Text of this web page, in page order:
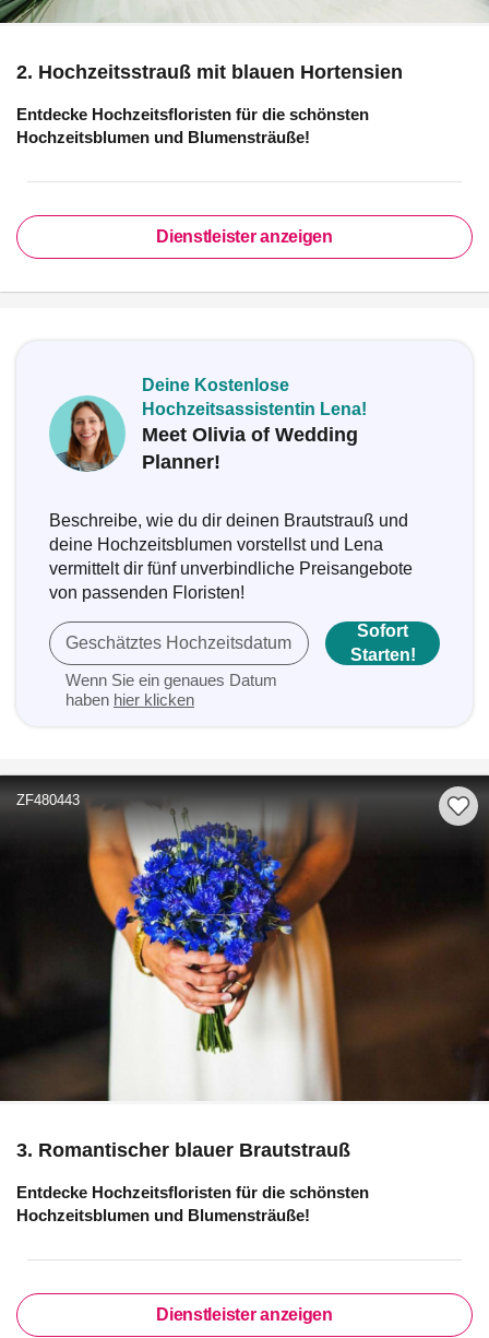
2. Hochzeitsstrauß mit blauen Hortensien
Entdecke Hochzeitsfloristen für die schönsten
Hochzeitsblumen und Blumensträuße!
Dienstleister anzeigen
Deine Kostenlose
Hochzeitsassistentin Lena!
Meet Olivia of Wedding
Planner!
Beschreibe, wie du dir deinen Brautstrauß und
deine Hochzeitsblumen vorstellst und Lena
vermittelt dir fünf unverbindliche Preisangebote
von passenden Floristen!
Geschätztes Hochzeitsdatum
Wenn Sie ein genaues Datum
haben hier klicken
Sofort
Starten!
ZF480443
3. Romantischer blauer Brautstrauß
Entdecke Hochzeitsfloristen für die schönsten
Hochzeitsblumen und Blumensträuße!
Dienstleister anzeigen